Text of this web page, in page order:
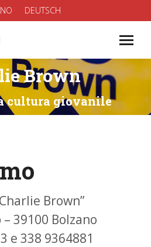
DEUTSCH
Brown
cultura giovanile
are here:
Brown”
39100 Bolzano
e 338 9364881